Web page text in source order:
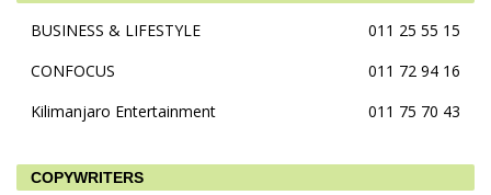
BUSINESS & LIFESTYLE
011 25 55 15
CONFOCUS
011 72 94 16
Kilimanjaro Entertainment
011 75 70 43
COPYWRITERS